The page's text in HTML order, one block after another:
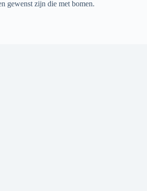
gewenst zijn die met bomen.